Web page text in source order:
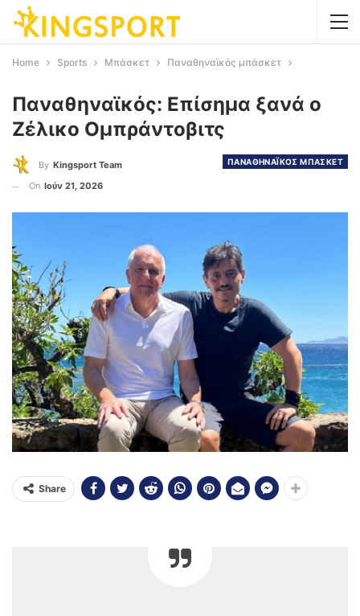
Home Sports Μπάσκετ Παναθηναϊκός μπάσκετ
Παναθηναϊκός: Επίσημα ξανά ο
Ζέλικο Ομπράντοβιτς
ΠΑΝΑΘΗΝΑΪΚΟΣ ΜΠΑΣΚΕΤ
By Kingsport Team
On Ιούν 21, 2026
Share